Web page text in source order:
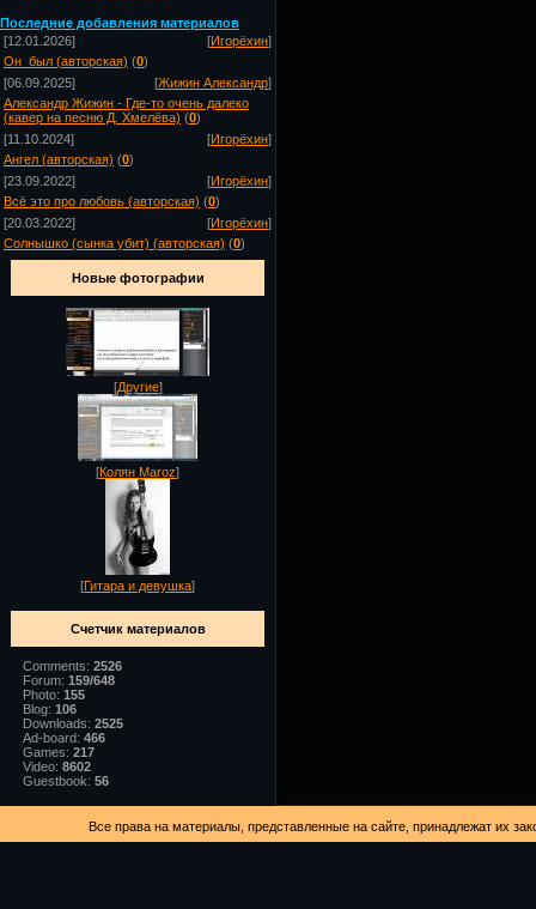
Последние добавления материалов
[12.01.2026]
[Игорёхин]
Он_был (авторская) (0)
[06.09.2025]
[Жижин Александр]
Александр Жижин - Где-то очень далеко
(кавер на песню Д. Хмелёва) (0)
[11.10.2024]
[Игорёхин]
Ангел (авторская) (0)
[23.09.2022]
[Игорёхин]
Всё это про любовь (авторская) (0)
[20.03.2022]
[Игорёхин]
Солнышко (сынка убит) (авторская) (0)
Новые фотографии
[Другие]
[Колян Maroz]
[Гитара и девушка]
Счетчик материалов
Comments: 2526
Forum: 159/648
Photo: 155
Blog: 106
Downloads: 2525
Ad-board: 466
Games: 217
Video: 8602
Guestbook: 56
Все права на материалы, представленные на сайте, принадлежат их